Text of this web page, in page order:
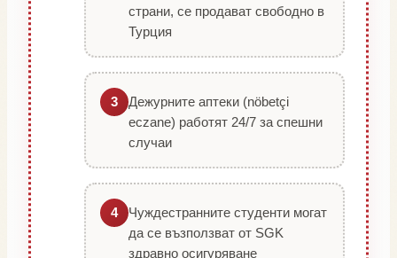
страни, се продават свободно в
Турция
3
Дежурните аптеки (nöbetçi
eczane) работят 24/7 за спешни
случаи
4
Чуждестранните студенти могат
да се възползват от SGK
здравно осигуряване